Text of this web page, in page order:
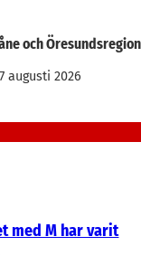
och
augusti 2026
med M har varit